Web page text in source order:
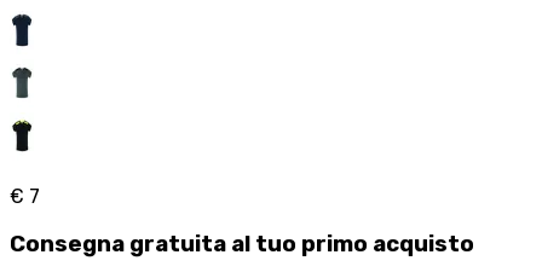
€ 7
Consegna gratuita al tuo primo acquisto